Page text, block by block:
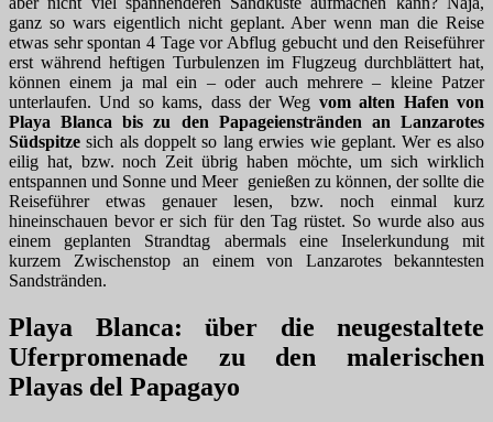
ganz so wars eigentlich nicht geplant. Aber wenn man die Reise
etwas sehr spontan 4 Tage vor Abflug gebucht und den Reiseführer
erst während heftigen Turbulenzen im Flugzeug durchblättert hat,
können einem ja mal ein – oder auch mehrere – kleine Patzer
unterlaufen. Und so kams, dass der Weg vom alten Hafen von
Playa Blanca bis zu den Papageienstränden an Lanzarotes
Südspitze sich als doppelt so lang erwies wie geplant. Wer es also
eilig hat, bzw. noch Zeit übrig haben möchte, um sich wirklich
entspannen und Sonne und Meer genießen zu können, der sollte die
Reiseführer etwas genauer lesen, bzw. noch einmal kurz
hineinschauen bevor er sich für den Tag rüstet. So wurde also aus
einem geplanten Strandtag abermals eine Inselerkundung mit
kurzem Zwischenstop an einem von Lanzarotes bekanntesten
Sandstränden.
Playa Blanca: über die neugestaltete
Uferpromenade zu den malerischen
Playas del Papagayo